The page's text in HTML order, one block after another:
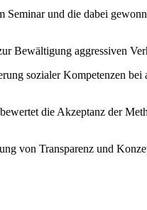
und die dabei
Bewältigung aggressiven
sozialer Kompetenzen bei
die Akzeptanz der
von Transparenz und